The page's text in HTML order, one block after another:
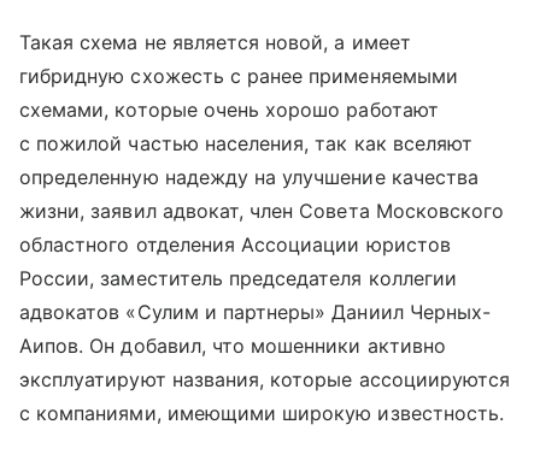
Такая схема не является новой, а имеет
гибридную схожесть с ранее применяемыми
схемами, которые очень хорошо работают
с пожилой частью населения, так как вселяют
определенную надежду на улучшение качества
жизни, заявил адвокат, член Совета Московского
областного отделения Ассоциации юристов
России, заместитель председателя коллегии
адвокатов «Сулим и партнеры» Даниил Черных-
Аипов. Он добавил, что мошенники активно
эксплуатируют названия, которые ассоциируются
с компаниями, имеющими широкую известность.